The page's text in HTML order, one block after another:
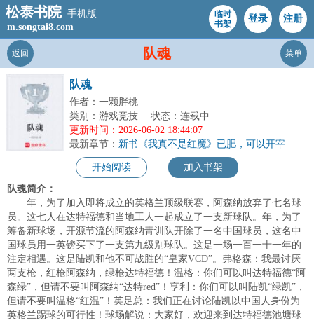
松泰书院 手机版
m.songtai8.com
临时
书架
登录 注册
队魂
返回 菜单
队魂
作者：一颗胖桃
类别：游戏竞技
状态：连载中
更新时间：2026-06-02 18:44:07
最新章节： 新书《我真不是红魔》已肥，可以开宰
开始阅读 加入书架
队魂简介：
年，为了加入即将成立的英格兰顶级联赛，阿森纳放弃了七名球
员。这七人在达特福德和当地工人一起成立了一支新球队。年，为了
筹备新球场，开源节流的阿森纳青训队开除了一名中国球员，这名中
国球员用一英镑买下了一支第九级别球队。这是一场一百一十一年的
注定相遇。这是陆凯和他不可战胜的“皇家VCD”。弗格森：我最讨厌
两支枪，红枪阿森纳，绿枪达特福德！温格：你们可以叫达特福德“阿
森绿”，但请不要叫阿森纳“达特red”！亨利：你们可以叫陆凯“绿凯”，
但请不要叫温格“红温”！英足总：我们正在讨论陆凯以中国人身份为
英格兰踢球的可行性！球场解说：大家好，欢迎来到达特福德池塘球